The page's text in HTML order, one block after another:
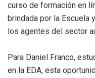
curso de formación en
brindada por la Escuela
los agentes del sector
Para Daniel Franco,
en la EDA, esta